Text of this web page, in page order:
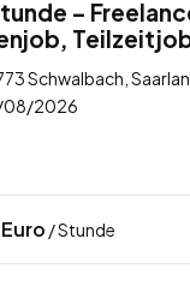
–
Schwalbach,
2026
Euro / Stunde